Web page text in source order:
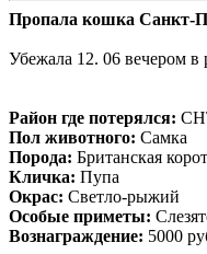
Пропала кошка Санкт-
Убежала 12. 06 вечером
Район где потерялся:
Пол животного: Самка
Порода: Британская
Кличка: Пупа
Окрас: Светло-рыжий
Особые приметы:
Вознаграждение: 5000